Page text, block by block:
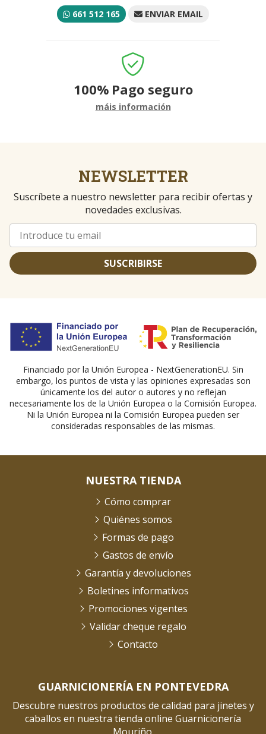
661 512 165 ENVIAR EMAIL
100% Pago seguro
máis información
NEWSLETTER
Suscríbete a nuestro newsletter para recibir ofertas y
novedades exclusivas.
SUSCRIBIRSE
Financiado por la Unión Europea - NextGenerationEU. Sin
embargo, los puntos de vista y las opiniones expresadas son
únicamente los del autor o autores y no reflejan
necesariamente los de la Unión Europea o la Comisión Europea.
Ni la Unión Europea ni la Comisión Europea pueden ser
consideradas responsables de las mismas.
GUARNICIONERÍA EN PONTEVEDRA
Descubre nuestros productos de calidad para jinetes y
caballos en nuestra tienda online Guarnicionería
Mouriño.
NUESTRA TIENDA
Cómo comprar
Quiénes somos
Formas de pago
Gastos de envío
Garantía y devoluciones
Boletines informativos
Promociones vigentes
Validar cheque regalo
Contacto